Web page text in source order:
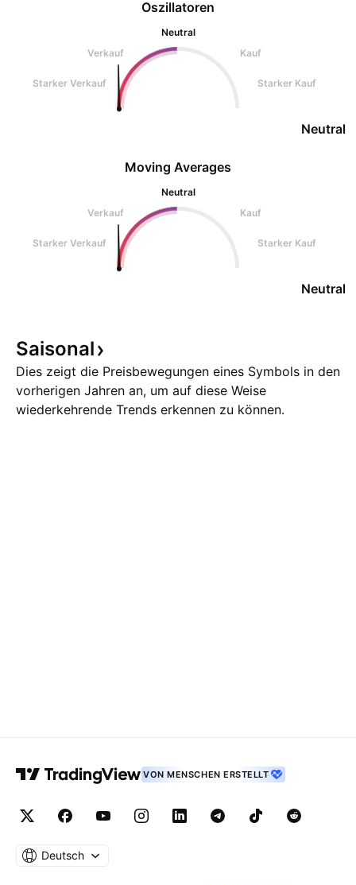
Oszillatoren
Neutral
Verkauf
Kauf
Starker Verkauf Starker Kauf
Neutral
Moving Averages
Neutral
Verkauf
Kauf
Starker Verkauf Starker Kauf
Neutral
Saisonal
Dies zeigt die Preisbewegungen eines Symbols in den
vorherigen Jahren an, um auf diese Weise
wiederkehrende Trends erkennen zu können.
VON MENSCHEN ERSTELLT
Deutsch